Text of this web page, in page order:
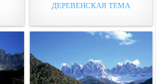
ДЕРЕВЕНСКАЯ ТЕМА